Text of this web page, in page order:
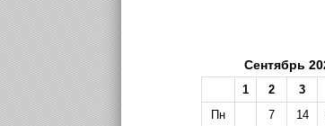
Сентябрь
1 2 3
Пн
7 14